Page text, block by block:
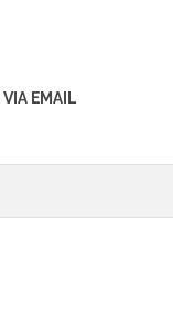
EMAIL